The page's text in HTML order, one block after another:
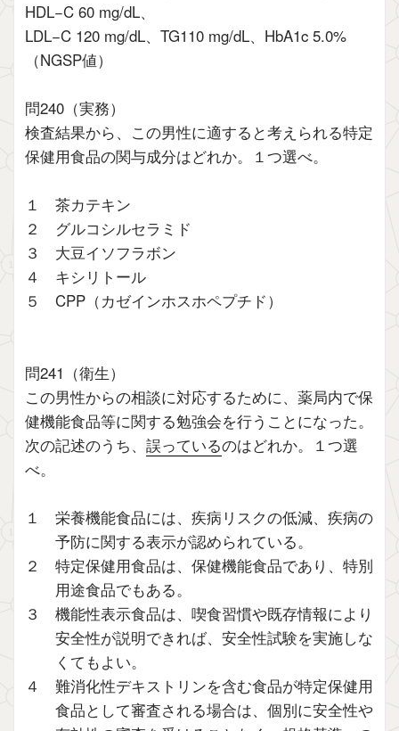
HDL−C 60 mg/dL、
LDL−C 120 mg/dL、TG110 mg/dL、HbA1c 5.0%
（NGSP値）
問240（実務）
検査結果から、この男性に適すると考えられる特定
保健用食品の関与成分はどれか。１つ選べ。
１ 茶カテキン
２ グルコシルセラミド
３ 大豆イソフラボン
４ キシリトール
５ CPP（カゼインホスホペプチド）
問241（衛生）
この男性からの相談に対応するために、薬局内で保
健機能食品等に関する勉強会を行うことになった。
次の記述のうち、 誤っているのはどれか。１つ選
べ。
１ 栄養機能食品には、疾病リスクの低減、疾病の
予防に関する表示が認められている。
２ 特定保健用食品は、保健機能食品であり、特別
用途食品でもある。
３ 機能性表示食品は、喫食習慣や既存情報により
安全性が説明できれば、安全性試験を実施しな
くてもよい。
４ 難消化性デキストリンを含む食品が特定保健用
食品として審査される場合は、個別に安全性や